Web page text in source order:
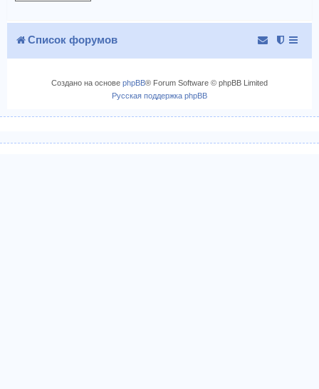
Список форумов
Создано на основе phpBB® Forum Software © phpBB Limited
Русская поддержка phpBB